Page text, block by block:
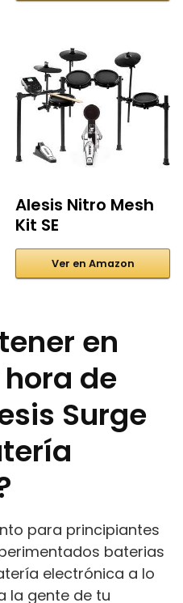
Alesis Nitro Mesh
Kit SE
Ver en Amazon
en
de
Surge
para principiantes
baterias
electrónica a lo
la gente de tu